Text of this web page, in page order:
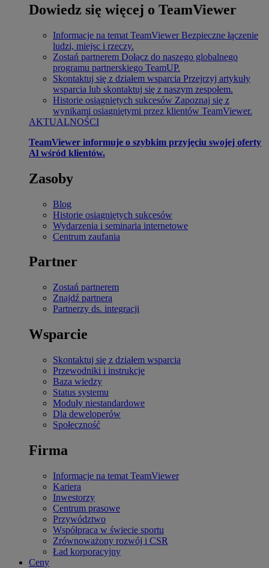
Dowiedz się więcej o TeamViewer
Informacje na temat TeamViewer Bezpieczne łączenie
ludzi, miejsc i rzeczy.
Zostań partnerem Dołącz do naszego globalnego
programu partnerskiego TeamUP.
Skontaktuj się z działem wsparcia Przejrzyj artykuły
wsparcia lub skontaktuj się z naszym zespołem.
Historie osiągniętych sukcesów Zapoznaj się z
wynikami osiągniętymi przez klientów TeamViewer.
AKTUALNOŚCI
TeamViewer informuje o szybkim przyjęciu swojej oferty
Al wśród klientów.
Zasoby
Blog
Historie osiągniętych sukcesów
Wydarzenia i seminaria internetowe
Centrum zaufania
Partner
Zostań partnerem
Znajdź partnera
Partnerzy ds. integracji
Wsparcie
Skontaktuj się z działem wsparcia
Przewodniki i instrukcje
Baza wiedzy
Status systemu
Moduły niestandardowe
Dla deweloperów
Społeczność
Firma
Informacje na temat TeamViewer
Kariera
Inwestorzy
Centrum prasowe
Przywództwo
Współpraca w świecie sportu
Zrównoważony rozwój i CSR
Ład korporacyjny
Ceny